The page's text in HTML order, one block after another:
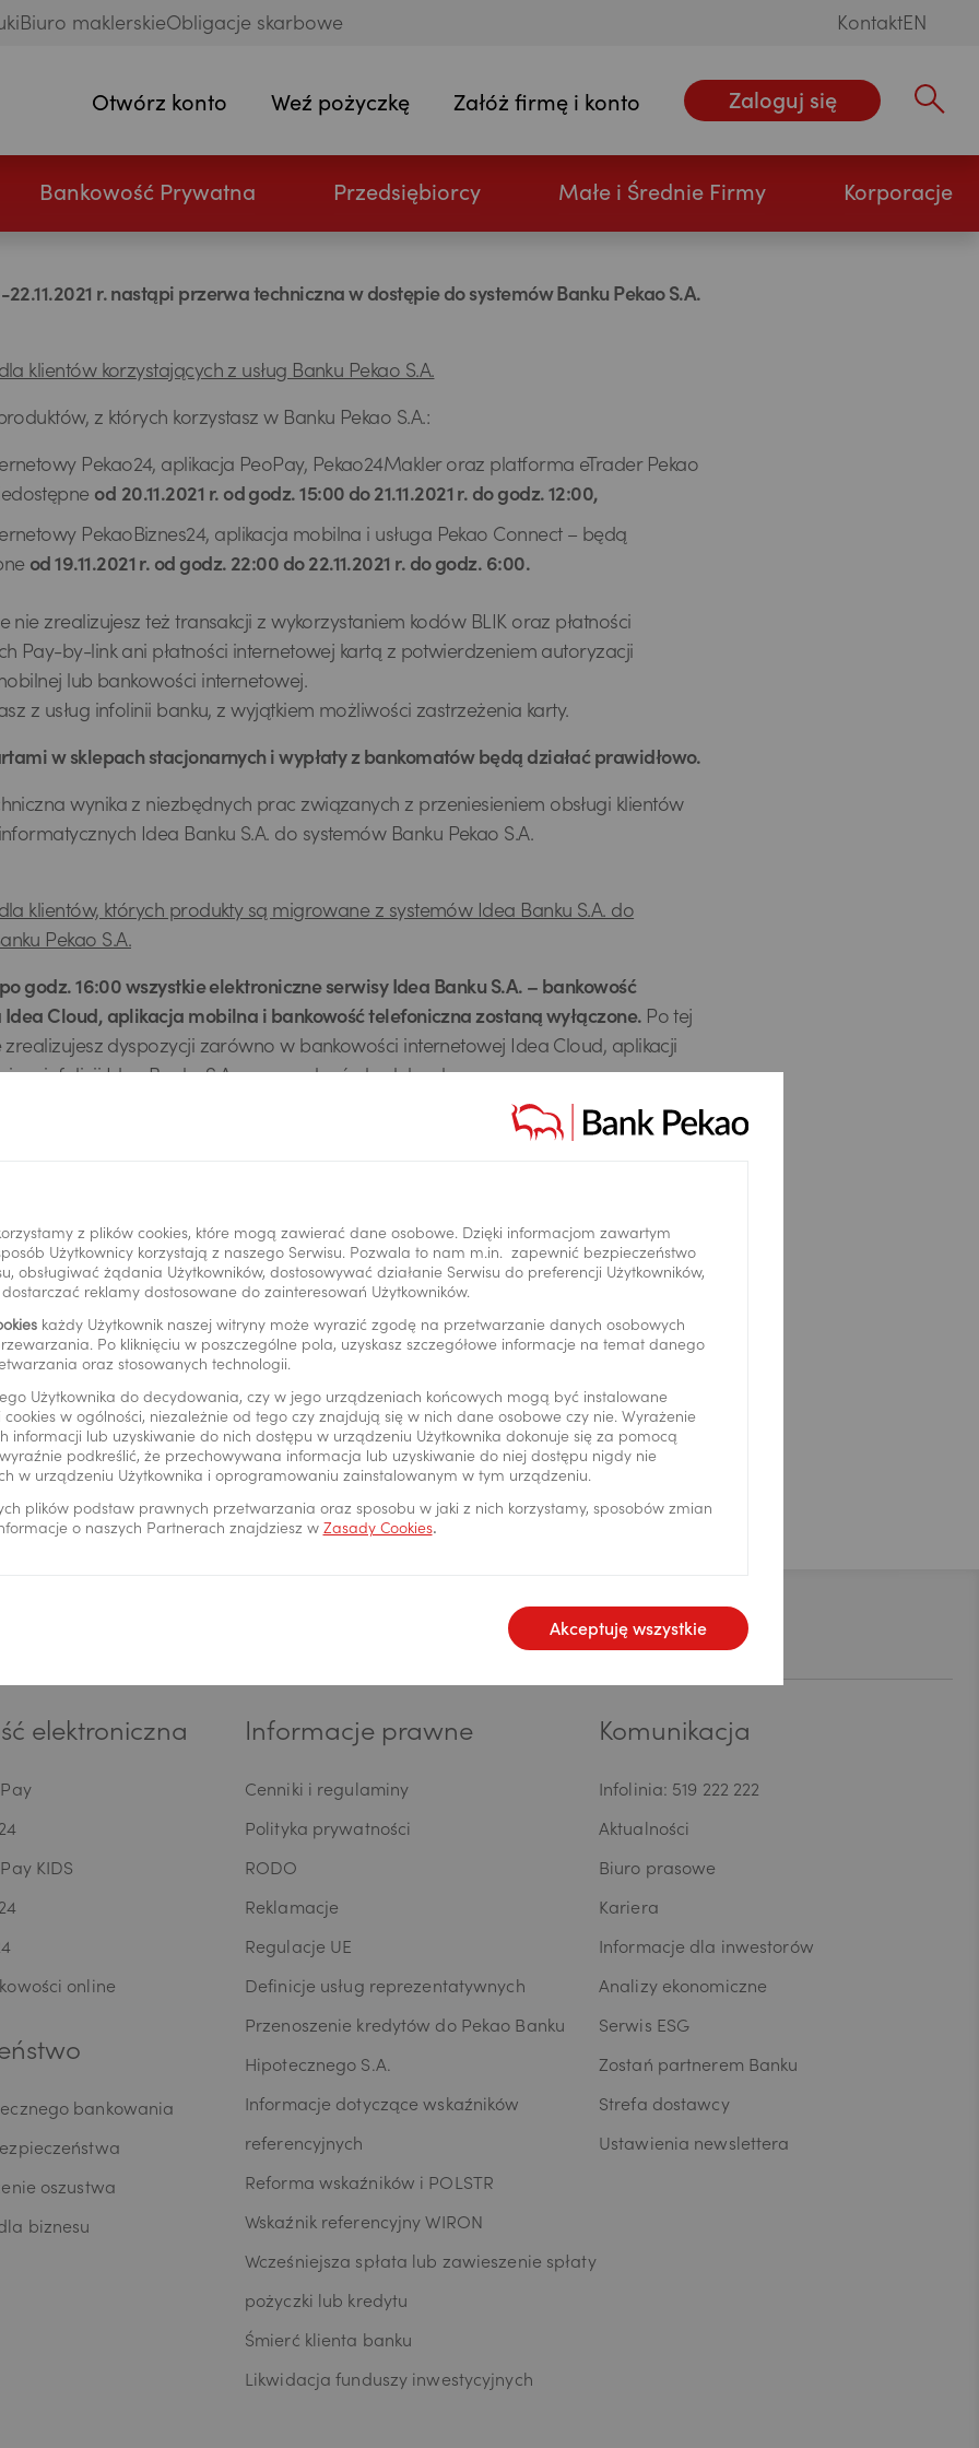
Biuro maklerskieObligacje skarbowe KontaktEN
Otwórz konto Weź pożyczkę Załóż firmę i konto Zaloguj się Wpisz
Bankowość Prywatna Przedsiębiorcy Małe i Średnie Firmy Korporacje
22.11.2021 r. nastąpi przerwa techniczna w dostępie do systemów Banku Pekao S.A.
klientów korzystających z usług Banku Pekao S.A.
z których korzystasz w Banku Pekao S.A.:
Pekao24, aplikacja PeoPay, Pekao24Makler oraz platforma eTrader Pekao
od 20.11.2021 r. od godz. 15:00 do 21.11.2021 r. do godz. 12:00,
PekaoBiznes24, aplikacja mobilna i usługa Pekao Connect – będą
od 19.11.2021 r. od godz. 22:00 do 22.11.2021 r. do godz. 6:00.
nie zrealizujesz też transakcji z wykorzystaniem kodów BLIK oraz płatności
Pay-by-link ani płatności internetowej kartą z potwierdzeniem autoryzacji
lub bankowości internetowej.
z usług infolinii banku, z wyjątkiem możliwości zastrzeżenia karty.
w sklepach stacjonarnych i wypłaty z bankomatów będą działać prawidłowo.
wynika z niezbędnych prac związanych z przeniesieniem obsługi klientów
Idea Banku S.A. do systemów Banku Pekao S.A.
klientów, których produkty są migrowane z systemów Idea Banku S.A. do
Pekao S.A.
po godz. 16:00 wszystkie elektroniczne serwisy Idea Banku S.A. – bankowość
Cloud, aplikacja mobilna i bankowość telefoniczna zostaną wyłączone. Po tej
zrealizujesz dyspozycji zarówno w bankowości internetowej Idea Cloud, aplikacji
i na infolinii Idea Banku S.A. oraz w placówkach banku.
od godz. 8:00 zyskasz dostęp do bankowości elektronicznej, infolinii i placówek
za przerwę w dostępie do usług!
Pekao S.A.
Powrót do listy
kartę Kontakt
elektroniczna
KIDS
online
bankowania
oszustwa
biznesu
Informacje prawne
Cenniki i regulaminy
Polityka prywatności
RODO
Reklamacje
Regulacje UE
Definicje usług reprezentatywnych
Przenoszenie kredytów do Pekao Banku
Hipotecznego S.A.
Informacje dotyczące wskaźników
referencyjnych
Reforma wskaźników i POLSTR
Wskaźnik referencyjny WIRON
Wcześniejsza spłata lub zawieszenie spłaty
pożyczki lub kredytu
Śmierć klienta banku
Likwidacja funduszy inwestycyjnych
Komunikacja
Infolinia: 519 222 222
Aktualności
Biuro prasowe
Kariera
Informacje dla inwestorów
Analizy ekonomiczne
Serwis ESG
Zostań partnerem Banku
Strefa dostawcy
Ustawienia newslettera
z plików cookies, które mogą zawierać dane osobowe. Dzięki informacjom zawartym
Użytkownicy korzystają z naszego Serwisu. Pozwala to nam m.in. zapewnić bezpieczeństwo
obsługiwać żądania Użytkowników, dostosowywać działanie Serwisu do preferencji Użytkowników,
reklamy dostosowane do zainteresowań Użytkowników.
każdy Użytkownik naszej witryny może wyrazić zgodę na przetwarzanie danych osobowych
Po kliknięciu w poszczególne pola, uzyskasz szczegółowe informacje na temat danego
oraz stosowanych technologii.
Użytkownika do decydowania, czy w jego urządzeniach końcowych mogą być instalowane
w ogólności, niezależnie od tego czy znajdują się w nich dane osobowe czy nie. Wyrażenie
informacji lub uzyskiwanie do nich dostępu w urządzeniu Użytkownika dokonuje się za pomocą
podkreślić, że przechowywana informacja lub uzyskiwanie do niej dostępu nigdy nie
w urządzeniu Użytkownika i oprogramowaniu zainstalowanym w tym urządzeniu.
plików podstaw prawnych przetwarzania oraz sposobu w jaki z nich korzystamy, sposobów zmian
o naszych Partnerach znajdziesz w Zasady Cookies.
Akceptuję wszystkie